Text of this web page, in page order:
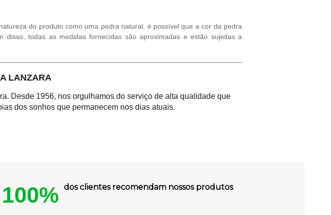
Popup
compra!
Se cadastre em nosso site e receba em seu e-mail
um cupom exclusivo.
do produto como uma pedra natural, é possível que a cor da pedra
todas as medidas fornecidas são aproximadas e estão sujeitas a
LANZARA
Desde 1956, nos orgulhamos do serviço de alta qualidade que
dos sonhos que permanecem nos dias atuais.
100% dos clientes recomendam nossos produtos